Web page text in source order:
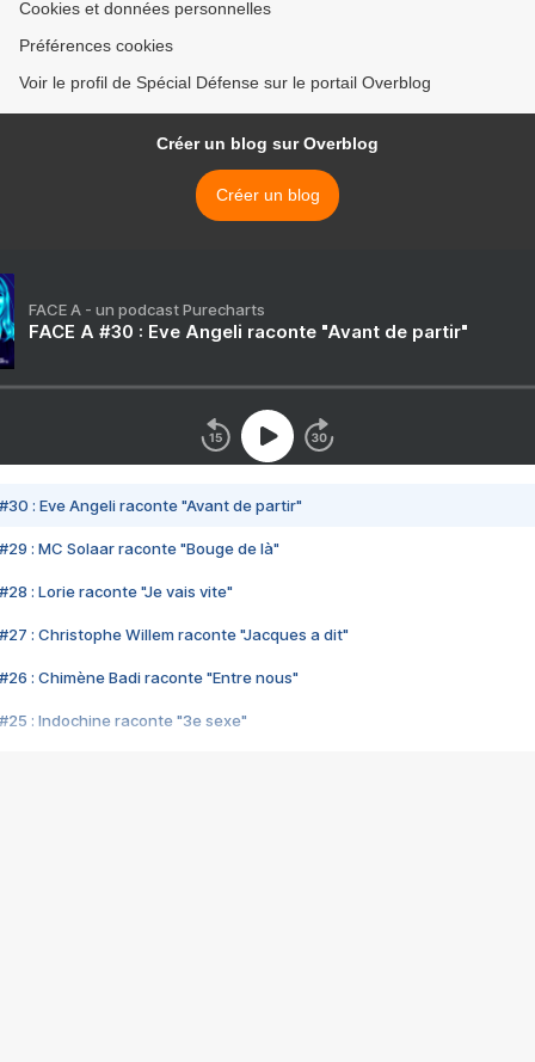
Cookies et données personnelles
Préférences cookies
Voir le profil de Spécial Défense sur le portail Overblog
Créer un blog sur Overblog
Créer un blog
FACE A - un podcast Purecharts
FACE A #30 : Eve Angeli raconte "Avant de partir"
#30 : Eve Angeli raconte "Avant de partir"
#29 : MC Solaar raconte "Bouge de là"
#28 : Lorie raconte "Je vais vite"
#27 : Christophe Willem raconte "Jacques a dit"
#26 : Chimène Badi raconte "Entre nous"
#25 : Indochine raconte "3e sexe"